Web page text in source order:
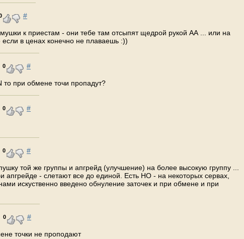
#
к приестам - они тебе там отсыпят щедрой рукой АА ... или на
в ценах конечно не плаваешь :))
0 #
при обмене точи пропадут?
0 #
0 #
той же группы и апгрейд (улучшение) на более высокую группу ...
апгрейде - слетают все до единой. Есть НО - на некоторых сервах,
искуственно введено обнуление заточек и при обмене и при
0 #
точки не проподают